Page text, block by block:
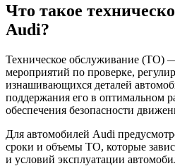
Что такое
Audi?
Техническое обслуживание (ТО)
мероприятий по проверке,
изнашивающихся деталей
поддержания его в оптимальном
обеспечения безопасности
Для автомобилей Audi
сроки и объемы ТО, которые
и условий эксплуатации